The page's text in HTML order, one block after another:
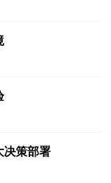
决策部署